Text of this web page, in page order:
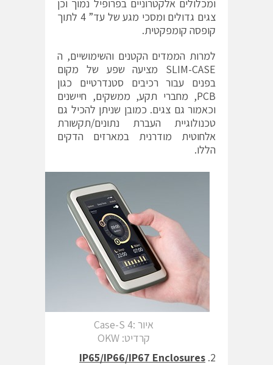
ומכלולים אלקטרוניים בפרופיל נמוך וכן
צגים גדולים ומסכי מגע של עד” 4 לתוך
קופסה קומפקטית.
למרות הממדים הקטנים והשימושיים, ה
SLIM-CASE מציעה שפע של מקום
בפנים עבור רכיבים סטנדרטיים כגון
PCB, מחברי תקע, ממשקים, חיישנים
וכאמור גם צגים. כמובן שניתן להכיל גם
טכנולוגיית העברת נתונים/תקשורת
אלחוטית מודרנית במארזים הדקים
הללו.
איור :4 Case-S
קרדיט: OKW
IP65/IP66/IP67 Enclosures